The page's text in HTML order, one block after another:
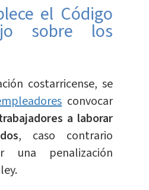
el Código
sobre los
costarricense, se
convocar
a laborar
, caso contrario
una penalización